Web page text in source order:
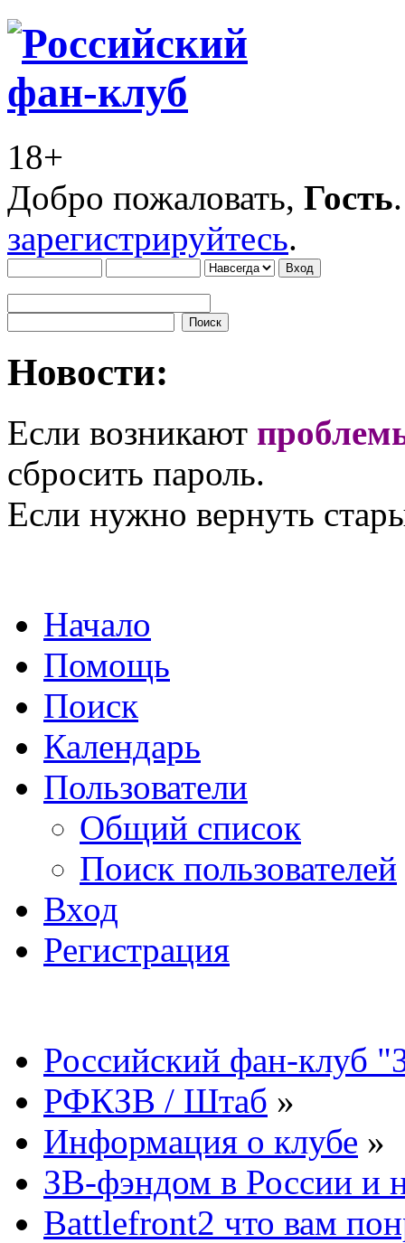
18+
Добро пожаловать, Гость
зарегистрируйтесь.
Новости:
Если возникают
сбросить пароль.
Если нужно вернуть
Начало
Помощь
Поиск
Календарь
Пользователи
Общий список
Поиск пользователей
Вход
Регистрация
Российский фан-клуб
РФКЗВ / Штаб »
Информация о клубе »
ЗВ-фэндом в России и
Battlefront2 что вам